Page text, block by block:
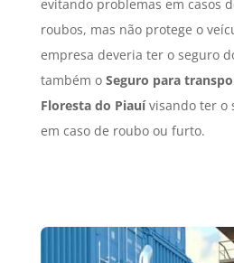
evitando problemas em casos
roubos, mas não protege o
empresa deveria ter o seguro
também o Seguro para
Floresta do Piauívisando ter o
em caso de roubo ou furto.